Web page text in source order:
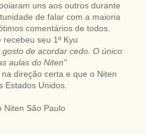
uns aos outros durante
de falar com a maioria
comentários de todos.
seu 1º Kyu
gosto de acordar cedo. O único
aulas do Niten"
direção certa e que o Niten
Estados Unidos.
Niten São Paulo